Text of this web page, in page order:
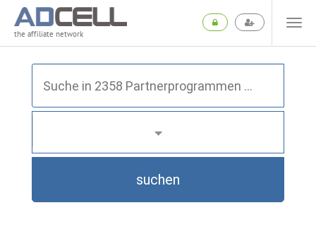
the affiliate network
suchen